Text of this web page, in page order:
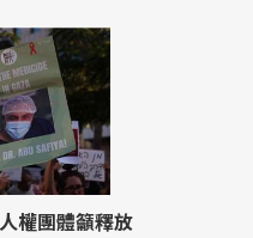
權團體籲釋放